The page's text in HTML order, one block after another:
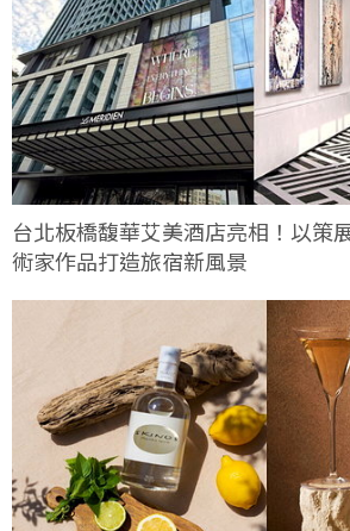
台北板橋馥華艾美酒店亮相！以策
術家作品打造旅宿新風景